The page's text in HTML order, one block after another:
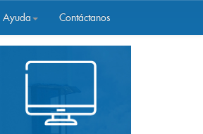
Ayuda Contáctanos